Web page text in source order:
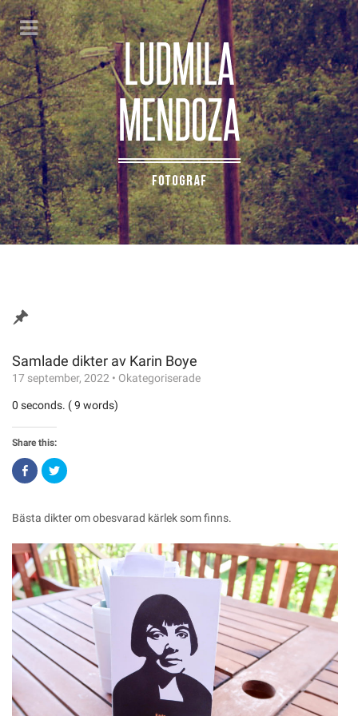
Samlade dikter av Karin Boye
17 september, 2022 • Okategoriserade
0 seconds. ( 9 words)
Share this:
Click
to
share
(Opens
in
window)
Click
to
(Opens
in
window)
Bästa dikter om obesvarad kärlek som finns.